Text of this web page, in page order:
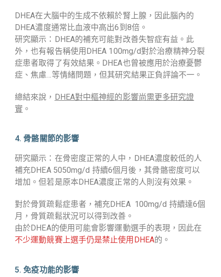
DHEA在大腦中的生成不依賴於腎上腺，因此腦內的
DHEA濃度通常比血液中高出6到8倍。
研究顯示：DHEA的補充可能對改善失智症有益。此
外，也有報告稱使用DHEA 100mg/d對於治療精神分裂
症患者取得了有效結果。 DHEA也曾被應用於治療憂鬱
症、焦慮…等情緒問題，但其研究結果正負評論不一。
總結來說， DHEA對中樞神經的影響尚需更多研究證
實 。
4. 骨骼關節的影響
研究顯示：在骨密度正常的人中，DHEA濃度較低的人
補充DHEA 5050mg/d 持續6個月後，其骨骼密度可以
增加。但若是原本DHEA濃度正常的人則沒有效果。
對於骨質疏鬆症患者，補充DHEA 100mg/d 持續達6個
月，骨質疏鬆狀況可以得到改善。
由於DHEA的使用可能會影響運動選手的表現，因此在
不少運動競賽上選手仍是禁止使用DHEA的。
5. 免疫功能的影響